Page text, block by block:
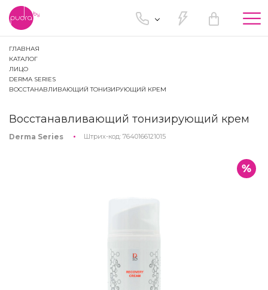
ГЛАВНАЯ
КАТАЛОГ
ЛИЦО
DERMA SERIES
ВОССТАНАВЛИВАЮЩИЙ ТОНИЗИРУЮЩИЙ КРЕМ
Восстанавливающий тонизирующий крем
Derma Series Штрих-код: 7640166121015